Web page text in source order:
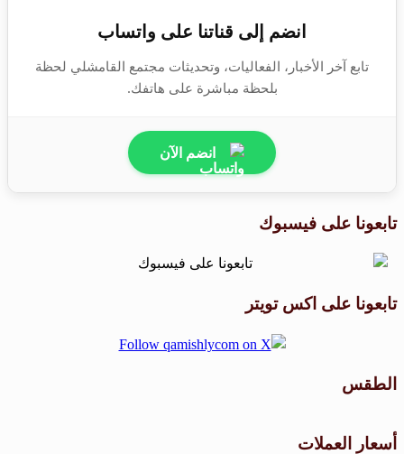
انضم إلى قناتنا على واتساب
تابع آخر الأخبار، الفعاليات، وتحديثات مجتمع القامشلي لحظة
بلحظة مباشرة على هاتفك.
انضم الآن
تابعونا على فيسبوك
تابعونا على اكس تويتر
الطقس
أسعار العملات